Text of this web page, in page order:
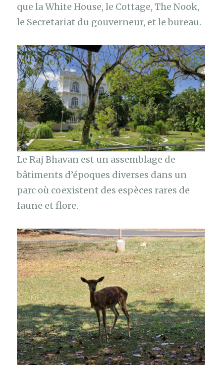
que la White House, le Cottage, The Nook,
le Secretariat du gouverneur, et le bureau.
Le Raj Bhavan est un assemblage de
bâtiments d’époques diverses dans un
parc où coexistent des espèces rares de
faune et flore.